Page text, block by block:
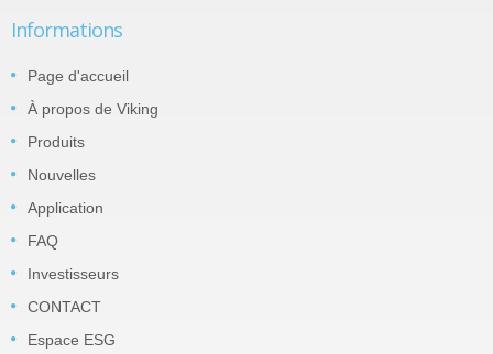
Informations
Page d'accueil
À propos de Viking
Produits
Nouvelles
Application
FAQ
Investisseurs
CONTACT
Espace ESG